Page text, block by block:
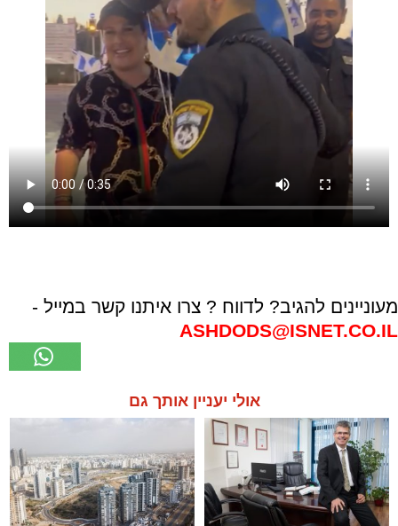
מעוניינים להגיב? לדווח ? צרו איתנו קשר במייל -
ASHDODS@ISNET.CO.IL
אולי יעניין אותך גם